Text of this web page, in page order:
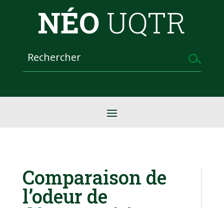
NÉO UQTR
Comparaison de
l’odeur de